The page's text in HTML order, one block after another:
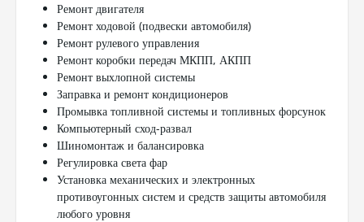
Ремонт двигателя
Ремонт ходовой (подвески автомобиля)
Ремонт рулевого управления
Ремонт коробки передач МКПП, АКПП
Ремонт выхлопной системы
Заправка и ремонт кондиционеров
Промывка топливной системы и топливных форсунок
Компьютерный сход-развал
Шиномонтаж и балансировка
Регулировка света фар
Установка механических и электронных
противоугонных систем и средств защиты автомобиля
любого уровня